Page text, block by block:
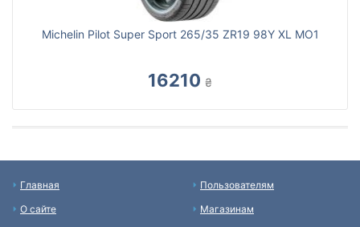
Michelin Pilot Super Sport 265/35 ZR19 98Y XL MO1
16210 ₴
Главная
О сайте
Пользователям
Магазинам